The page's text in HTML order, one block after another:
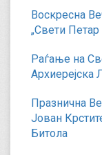
Воскресна
„Свети
Раѓање на
Архиерејска
Празнична
Јован
Битола